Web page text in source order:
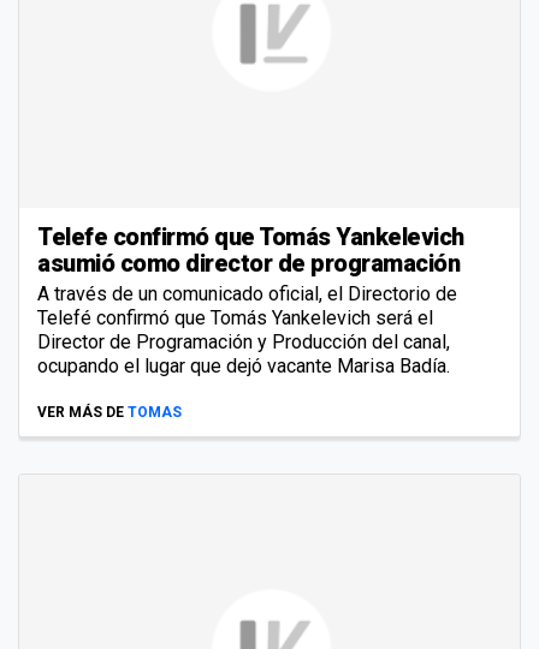
Telefe confirmó que Tomás Yankelevich
asumió como director de programación
A través de un comunicado oficial, el Directorio de
Telefé confirmó que Tomás Yankelevich será el
Director de Programación y Producción del canal,
ocupando el lugar que dejó vacante Marisa Badía.
VER MÁS DE TOMAS